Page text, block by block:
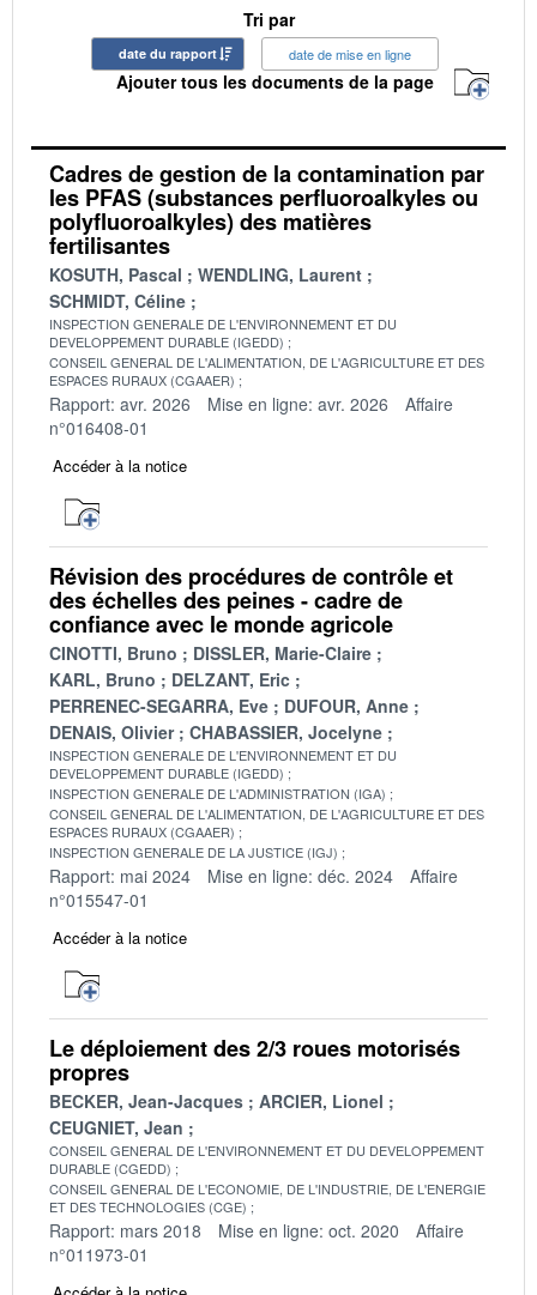
Tri par
date du rapport date de mise en ligne
Ajouter tous les documents de la page
Cadres de gestion de la contamination par
les PFAS (substances perfluoroalkyles ou
polyfluoroalkyles) des matières
fertilisantes
KOSUTH, Pascal
WENDLING, Laurent
SCHMIDT, Céline
INSPECTION GENERALE DE L'ENVIRONNEMENT ET DU
DEVELOPPEMENT DURABLE (IGEDD)
CONSEIL GENERAL DE L'ALIMENTATION, DE L'AGRICULTURE ET DES
ESPACES RURAUX (CGAAER)
Rapport: avr. 2026 Mise en ligne: avr. 2026
Affaire
n°016408-01
Accéder à la notice
Révision des procédures de contrôle et
des échelles des peines - cadre de
confiance avec le monde agricole
CINOTTI, Bruno
DISSLER, Marie-Claire
KARL, Bruno
DELZANT, Eric
PERRENEC-SEGARRA, Eve
DUFOUR, Anne
DENAIS, Olivier
CHABASSIER, Jocelyne
INSPECTION GENERALE DE L'ENVIRONNEMENT ET DU
DEVELOPPEMENT DURABLE (IGEDD)
INSPECTION GENERALE DE L'ADMINISTRATION (IGA)
CONSEIL GENERAL DE L'ALIMENTATION, DE L'AGRICULTURE ET DES
ESPACES RURAUX (CGAAER)
INSPECTION GENERALE DE LA JUSTICE (IGJ)
Rapport: mai 2024 Mise en ligne: déc. 2024
Affaire
n°015547-01
Accéder à la notice
Le déploiement des 2/3 roues motorisés
propres
BECKER, Jean-Jacques
ARCIER, Lionel
CEUGNIET, Jean
CONSEIL GENERAL DE L'ENVIRONNEMENT ET DU DEVELOPPEMENT
DURABLE (CGEDD)
CONSEIL GENERAL DE L'ECONOMIE, DE L'INDUSTRIE, DE L'ENERGIE
ET DES TECHNOLOGIES (CGE)
Rapport: mars 2018 Mise en ligne: oct. 2020
Affaire
n°011973-01